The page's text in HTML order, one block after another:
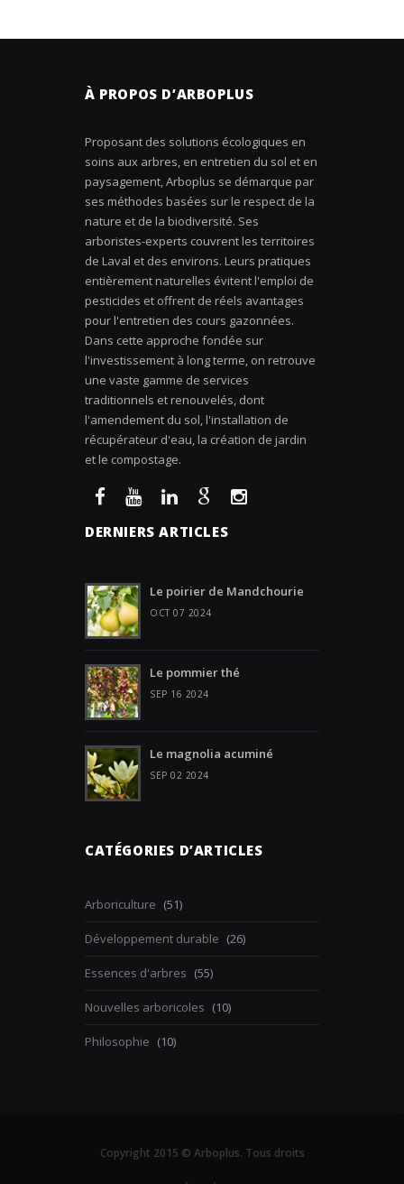
À PROPOS D’ARBOPLUS
Proposant des solutions écologiques en
soins aux arbres, en entretien du sol et en
paysagement, Arboplus se démarque par
ses méthodes basées sur le respect de la
nature et de la biodiversité. Ses
arboristes-experts couvrent les territoires
de Laval et des environs. Leurs pratiques
entièrement naturelles évitent l'emploi de
pesticides et offrent de réels avantages
pour l'entretien des cours gazonnées.
Dans cette approche fondée sur
l'investissement à long terme, on retrouve
une vaste gamme de services
traditionnels et renouvelés, dont
l'amendement du sol, l'installation de
récupérateur d'eau, la création de jardin
et le compostage.
DERNIERS ARTICLES
Le poirier de Mandchourie
OCT 07 2024
Le pommier thé
SEP 16 2024
Le magnolia acuminé
SEP 02 2024
CATÉGORIES D’ARTICLES
Arboriculture (51)
Développement durable (26)
Essences d'arbres (55)
Nouvelles arboricoles (10)
Philosophie (10)
Copyright 2015 © Arboplus. Tous droits